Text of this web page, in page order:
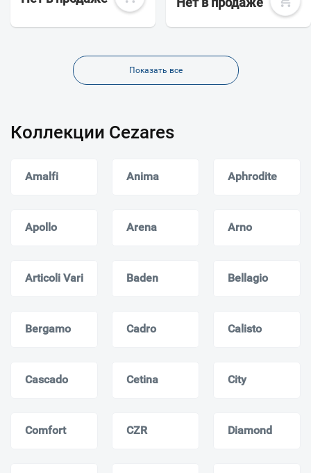
Показать все
Коллекции Cezares
Amalfi Anima Aphrodite
Apollo Arena Arno
Articoli Vari Baden Bellagio
Bergamo Cadro Calisto
Cascado Cetina City
Comfort CZR Diamond